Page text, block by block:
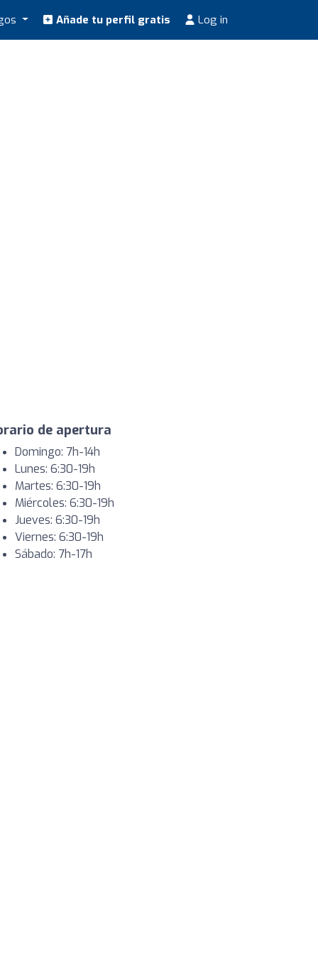
Añade tu perfil gratis Log in
de apertura
Domingo: 7h-14h
Lunes: 6:30-19h
Martes: 6:30-19h
Miércoles: 6:30-19h
Jueves: 6:30-19h
Viernes: 6:30-19h
Sábado: 7h-17h